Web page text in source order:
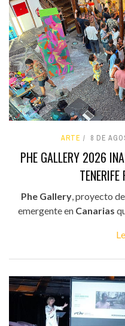
ARTE 8 DE
PHE GALLERY 2026
Phe Gallery, proyecto
emergente en Canarias